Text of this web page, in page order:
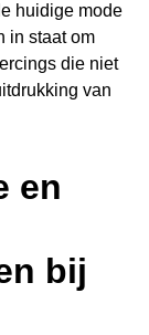
huidige mode
in staat om
die niet
van
en
bij